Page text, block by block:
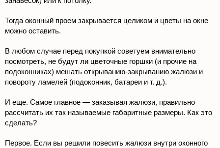
Тогда оконный проем закрывается целиком и цветы на окне
можно оставить.
В любом случае перед покупкой советуем внимательно
посмотреть, не будут ли цветочные горшки (и прочие на
подоконниках) мешать открыванию-закрыванию жалюзи и
повороту ламелей (подоконник, батареи и т. д.).
И еще. Самое главное — заказывая жалюзи, правильно
рассчитать их так называемые габаритные размеры. Как это
сделать?
Первое. Если вы решили повесить жалюзи внутри оконного